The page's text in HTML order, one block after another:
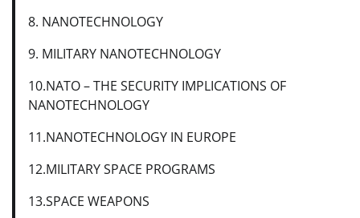
8. NANOTECHNOLOGY
9. MILITARY NANOTECHNOLOGY
10.NATO – THE SECURITY IMPLICATIONS OF
NANOTECHNOLOGY
11.NANOTECHNOLOGY IN EUROPE
12.MILITARY SPACE PROGRAMS
13.SPACE WEAPONS